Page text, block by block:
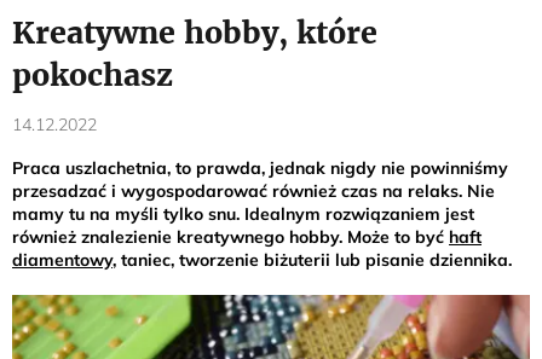
Kreatywne hobby, które
pokochasz
14.12.2022
Praca uszlachetnia, to prawda, jednak nigdy nie powinniśmy
przesadzać i wygospodarować również czas na relaks. Nie
mamy tu na myśli tylko snu. Idealnym rozwiązaniem jest
również znalezienie kreatywnego hobby. Może to być haft
diamentowy, taniec, tworzenie biżuterii lub pisanie dziennika.